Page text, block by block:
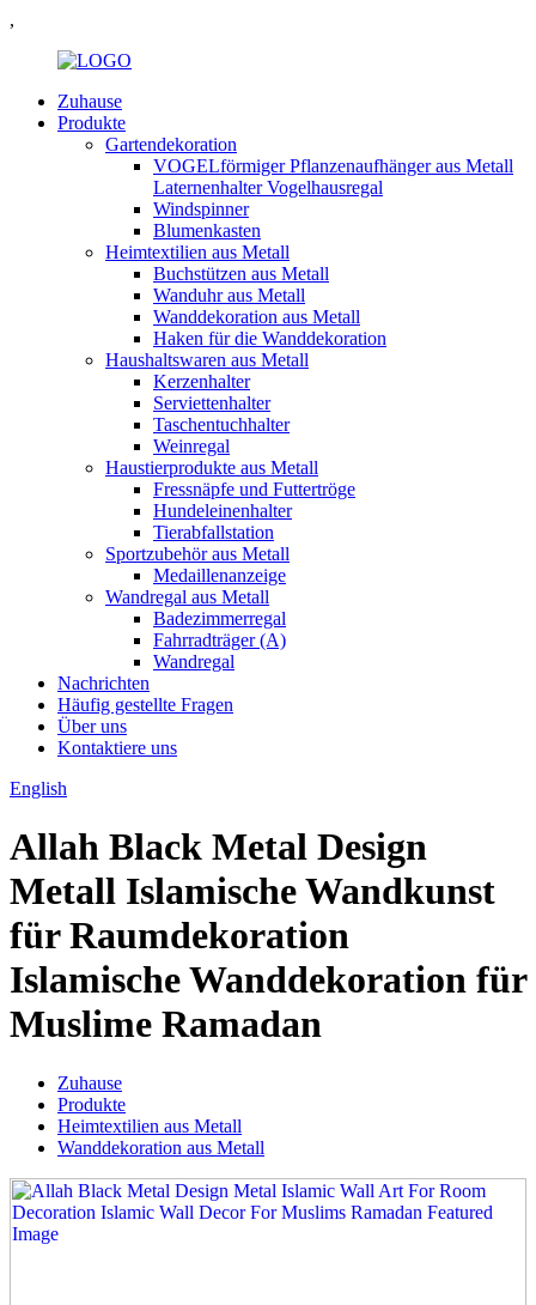
,
Zuhause
Produkte
Gartendekoration
VOGELförmiger Pflanzenaufhänger aus Metall
Laternenhalter Vogelhausregal
Windspinner
Blumenkasten
Heimtextilien aus Metall
Buchstützen aus Metall
Wanduhr aus Metall
Wanddekoration aus Metall
Haken für die Wanddekoration
Haushaltswaren aus Metall
Kerzenhalter
Serviettenhalter
Taschentuchhalter
Weinregal
Haustierprodukte aus Metall
Fressnäpfe und Futtertröge
Hundeleinenhalter
Tierabfallstation
Sportzubehör aus Metall
Medaillenanzeige
Wandregal aus Metall
Badezimmerregal
Fahrradträger (A)
Wandregal
Nachrichten
Häufig gestellte Fragen
Über uns
Kontaktiere uns
English
Allah Black Metal Design
Metall Islamische Wandkunst
für Raumdekoration
Islamische Wanddekoration für
Muslime Ramadan
Zuhause
Produkte
Heimtextilien aus Metall
Wanddekoration aus Metall